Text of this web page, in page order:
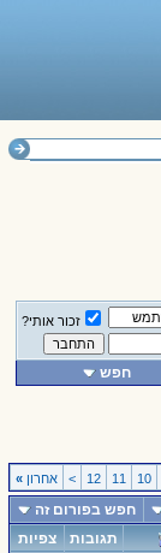
זכור אותי?
חפש
10
11
12
> אחרון »
חפש בפורום זה
תגובות צפיות